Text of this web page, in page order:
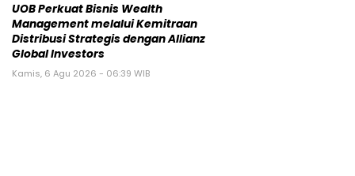
UOB Perkuat Bisnis Wealth
Management melalui Kemitraan
Distribusi Strategis dengan Allianz
Global Investors
Kamis, 6 Agu 2026 - 06:39 WIB